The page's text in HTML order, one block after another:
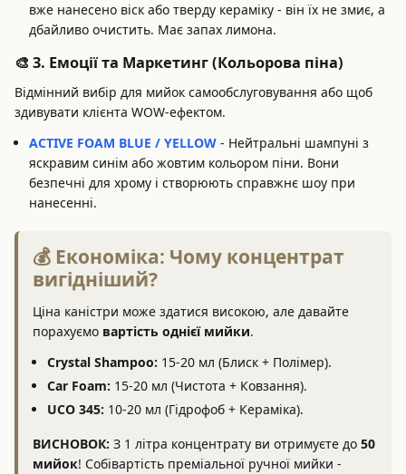
вже нанесено віск або тверду кераміку - він їх не змиє, а
дбайливо очистить. Має запах лимона.
🎨 3. Емоції та Маркетинг (Кольорова піна)
Відмінний вибір для мийок самообслуговування або щоб
здивувати клієнта WOW-ефектом.
ACTIVE FOAM BLUE / YELLOW - Нейтральні шампуні з
яскравим синім або жовтим кольором піни. Вони
безпечні для хрому і створюють справжнє шоу при
нанесенні.
💰 Економіка: Чому концентрат
вигідніший?
Ціна каністри може здатися високою, але давайте
порахуємо вартість однієї мийки.
Crystal Shampoo: 15-20 мл (Блиск + Полімер).
Car Foam: 15-20 мл (Чистота + Ковзання).
UCO 345: 10-20 мл (Гідрофоб + Кераміка).
ВИСНОВОК: З 1 літра концентрату ви отримуєте до 50
мийок! Собівартість преміальної ручної мийки -